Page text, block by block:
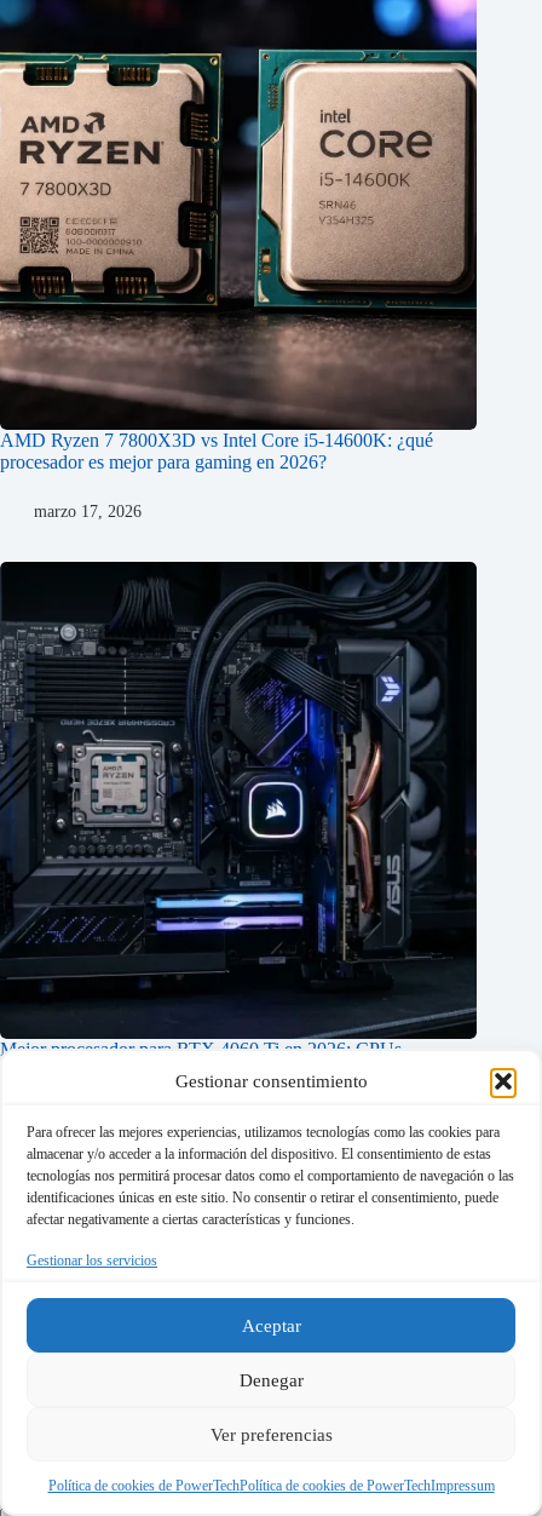
Gestionar consentimiento
Para ofrecer las mejores experiencias, utilizamos tecnologías como las cookies para
almacenar y/o acceder a la información del dispositivo. El consentimiento de estas
tecnologías nos permitirá procesar datos como el comportamiento de navegación o las
identificaciones únicas en este sitio. No consentir o retirar el consentimiento, puede
afectar negativamente a ciertas características y funciones.
Gestionar los servicios
Aceptar
Denegar
Ver preferencias
Política de cookies de PowerTechPolítica de cookies de PowerTechImpressum
AMD Ryzen 7 7800X3D vs Intel Core i5-14600K: ¿qué
procesador es mejor para gaming en 2026?
marzo 17, 2026
Mejor procesador para RTX 4060 Ti en 2026: CPUs
recomendadas sin cuello de botella
Deja un comentario
obligatorios están marcados con
Web